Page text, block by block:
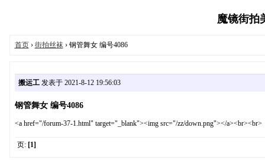
魔镜街拍
首页› 街拍丝袜› 钢管舞女 编号4086
搬运工发表于 2021-8-12 19:56:03
钢管舞女 编号4086
<a href="/forum-37-1.html" target="_blank"><img src="/zz/down.png"></a><br><br>
页: [1]